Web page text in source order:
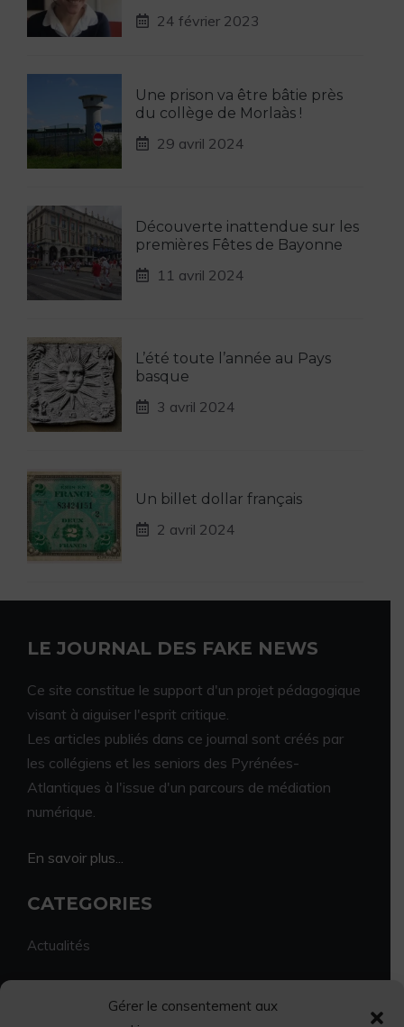
Gérer le consentement aux
24 février 2023
Une prison va être bâtie près
du collège de Morlaàs !
29 avril 2024
Découverte inattendue sur les
premières Fêtes de Bayonne
11 avril 2024
L’été toute l’année au Pays
basque
3 avril 2024
Un billet dollar français
2 avril 2024
LE JOURNAL DES FAKE NEWS
Ce site constitue le support d'un projet pédagogique
visant à aiguiser l'esprit critique.
Les articles publiés dans ce journal sont créés par
les collégiens et les seniors des Pyrénées-
Atlantiques à l'issue d'un parcours de médiation
numérique.
En savoir plus...
CATEGORIES
Actualités